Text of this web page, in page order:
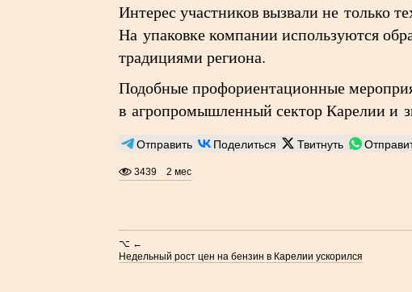
Интерес участников вызвали не только
На упаковке компании используются
традициями региона.
Подобные профориентационные
в агропромышленный сектор Карелии и
Отправить Поделиться Твитнуть
3439 2 мес
⌥ ←
Недельный рост цен на бензин в Карелии ускорился